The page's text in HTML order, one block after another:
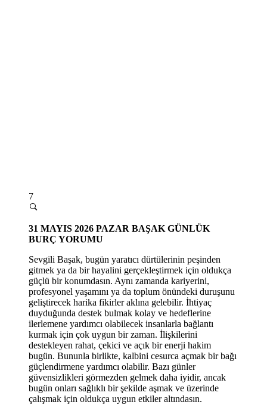
7
31 MAYIS 2026 PAZAR BAŞAK GÜNLÜK
BURÇ YORUMU
Sevgili Başak, bugün yaratıcı dürtülerinin peşinden
gitmek ya da bir hayalini gerçekleştirmek için oldukça
güçlü bir konumdasın. Aynı zamanda kariyerini,
profesyonel yaşamını ya da toplum önündeki duruşunu
geliştirecek harika fikirler aklına gelebilir. İhtiyaç
duyduğunda destek bulmak kolay ve hedeflerine
ilerlemene yardımcı olabilecek insanlarla bağlantı
kurmak için çok uygun bir zaman. İlişkilerini
destekleyen rahat, çekici ve açık bir enerji hakim
bugün. Bununla birlikte, kalbini cesurca açmak bir bağı
güçlendirmene yardımcı olabilir. Bazı günler
güvensizlikleri görmezden gelmek daha iyidir, ancak
bugün onları sağlıklı bir şekilde aşmak ve üzerinde
çalışmak için oldukça uygun etkiler altındasın.